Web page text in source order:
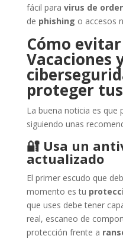
fácil para virus de
de phishing o accesos
Cómo
Vacaciones
proteger
La buena noticia es que
siguiendo unas
🔐Usa un
actualizado
El primer escudo que
momento es tu
que uses debe tener
real, escaneo de
protección frente a